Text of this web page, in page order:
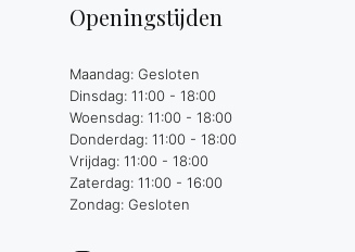
Openingstijden
Maandag: Gesloten
Dinsdag: 11:00 - 18:00
Woensdag: 11:00 - 18:00
Donderdag: 11:00 - 18:00
Vrijdag: 11:00 - 18:00
Zaterdag: 11:00 - 16:00
Zondag: Gesloten